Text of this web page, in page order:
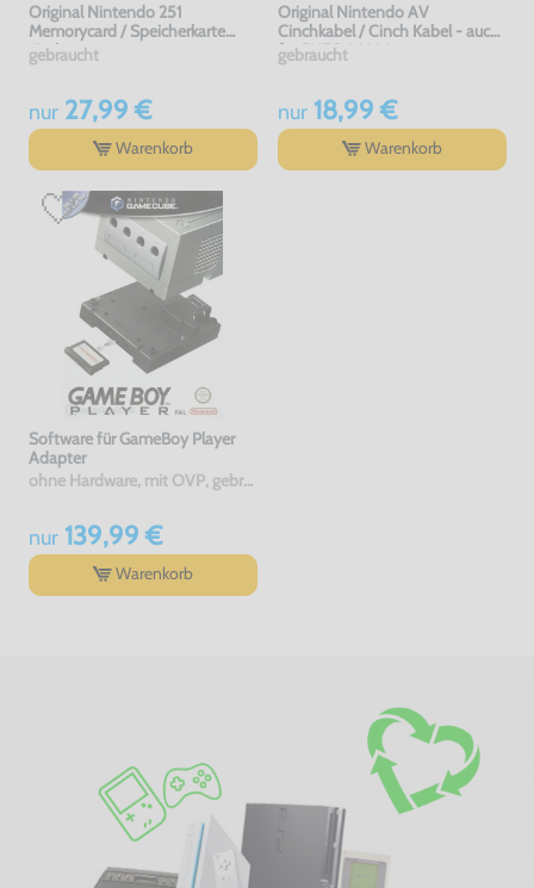
Original Nintendo 251
Memorycard / Speicherkarte
#schwarz
gebraucht
nur27,99 €
Warenkorb
Original Nintendo AV
Cinchkabel / Cinch Kabel - auch
für SNES & N64
gebraucht
nur18,99 €
Warenkorb
Software für GameBoy Player
Adapter
ohne Hardware, mit OVP, gebraucht
nur139,99 €
Warenkorb